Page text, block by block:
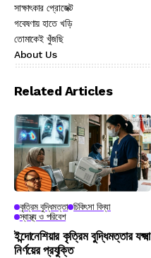
সাক্ষাৎকার প্রোজেক্ট
গবেষণায় হাতে খড়ি
তোমাকেই খুঁজছি
About Us
Related Articles
কৃত্রিম বুদ্ধিমত্তা চিকিৎসা বিদ্যা
স্বাস্থ্য ও পরিবেশ
ইন্দোনেশিয়ার কৃত্রিম বুদ্ধিমত্তার যক্ষ্মা
নির্ণয়ের প্রযুক্তি